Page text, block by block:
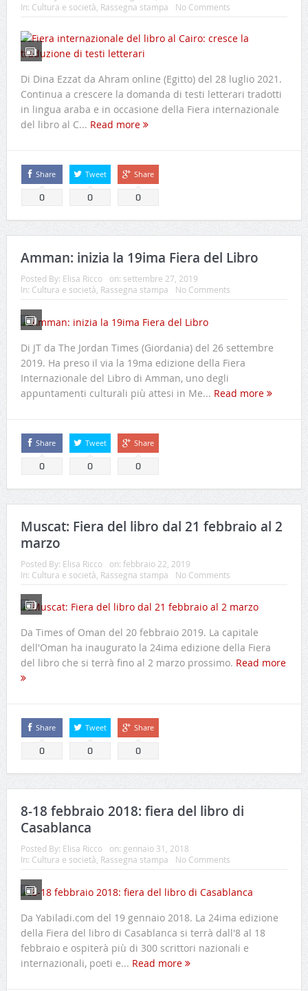
In: Cultura e società Rassegna stampa No Comments
Di Dina Ezzat da Ahram online (Egitto) del 28 luglio 2021.
Continua a crescere la domanda di testi letterari tradotti
in lingua araba e in occasione della Fiera internazionale
del libro al C... Read more
Share
0
Tweet
0
Share
0
Amman: inizia la 19ima Fiera del Libro
Posted By: Elisa Ricco on: settembre 27, 2019
In: Cultura e società, Rassegna stampa No Comments
Di JT da The Jordan Times (Giordania) del 26 settembre
2019. Ha preso il via la 19ma edizione della Fiera
Internazionale del Libro di Amman, uno degli
appuntamenti culturali più attesi in Me... Read more
Share
0
Tweet
0
Share
0
Muscat: Fiera del libro dal 21 febbraio al 2
marzo
Posted By: Elisa Ricco on: febbraio 22, 2019
In: Cultura e società Rassegna stampa No Comments
Da Times of Oman del 20 febbraio 2019. La capitale
dell'Oman ha inaugurato la 24ima edizione della Fiera
del libro che si terrà fino al 2 marzo prossimo. Read more
Share
0
Tweet
0
Share
0
8-18 febbraio 2018: fiera del libro di
Casablanca
Posted By: Elisa Ricco on: gennaio 31, 2018
In: Cultura e società, Rassegna stampa No Comments
Da Yabiladi.com del 19 gennaio 2018. La 24ima edizione
della Fiera del libro di Casablanca si terrà dall'8 al 18
febbraio e ospiterà più di 300 scrittori nazionali e
internazionali, poeti e... Read more